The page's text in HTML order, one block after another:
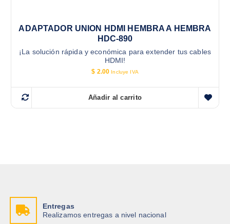
ADAPTADOR UNION HDMI HEMBRA A HEMBRA
HDC-890
¡La solución rápida y económica para extender tus cables
HDMI!
$ 2.00 Incluye IVA
Añadir al carrito
Entregas
Realizamos entregas a nivel nacional